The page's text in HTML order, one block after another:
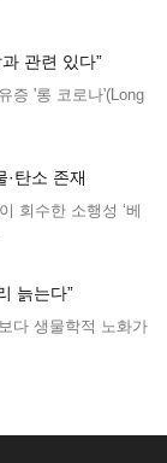
관련 있다”
증 '롱 코로나'(Long
·탄소 존재
회수한 소행성 ‘베
늙는다”
다 생물학적 노화가